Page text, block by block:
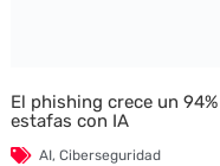
El phishing crece un
estafas con IA
AI, Ciberseguridad